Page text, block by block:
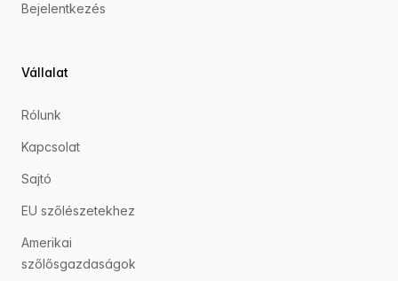
Bejelentkezés
Vállalat
Rólunk
Kapcsolat
Sajtó
EU szőlészetekhez
Amerikai
szőlősgazdaságok